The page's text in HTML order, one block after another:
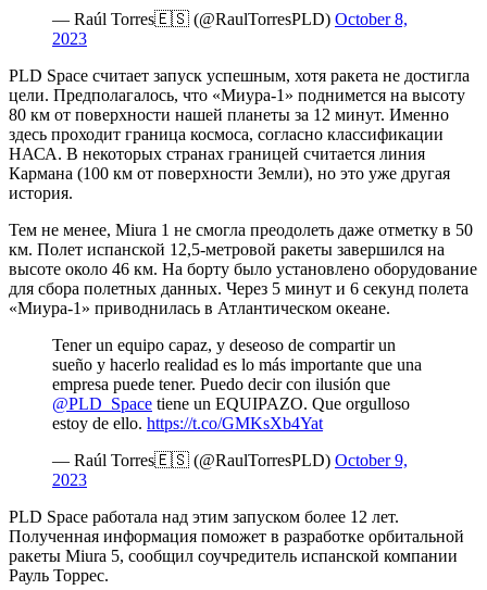
— Raúl Torres🇪🇸 (@RaulTorresPLD) October 8,
2023
PLD Space считает запуск успешным, хотя ракета не достигла
цели. Предполагалось, что «Миура-1» поднимется на высоту
80 км от поверхности нашей планеты за 12 минут. Именно
здесь проходит граница космоса, согласно классификации
НАСА. В некоторых странах границей считается линия
Кармана (100 км от поверхности Земли), но это уже другая
история.
Тем не менее, Miura 1 не смогла преодолеть даже отметку в 50
км. Полет испанской 12,5-метровой ракеты завершился на
высоте около 46 км. На борту было установлено оборудование
для сбора полетных данных. Через 5 минут и 6 секунд полета
«Миура-1» приводнилась в Атлантическом океане.
Tener un equipo capaz, y deseoso de compartir un
sueño y hacerlo realidad es lo más importante que una
empresa puede tener. Puedo decir con ilusión que
@PLD_Space tiene un EQUIPAZO. Que orgulloso
estoy de ello. https://t.co/GMKsXb4Yat
— Raúl Torres🇪🇸 (@RaulTorresPLD) October 9,
2023
PLD Space работала над этим запуском более 12 лет.
Полученная информация поможет в разработке орбитальной
ракеты Miura 5, сообщил соучредитель испанской компании
Рауль Торрес.